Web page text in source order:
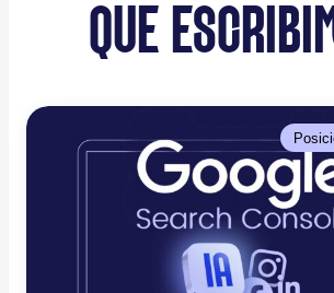
QUE